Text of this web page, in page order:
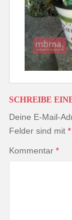
SCHREIBE
Deine E-Mail-
Felder sind mit *
Kommentar *